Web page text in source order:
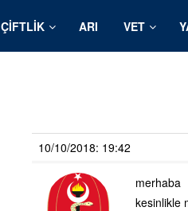
ÇIFTLIK ARI VET
10/10/2018: 19:42
merhaba
kesinlikle